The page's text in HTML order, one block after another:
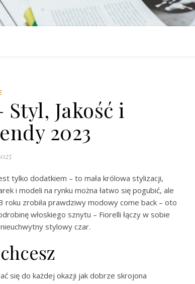
Jakość i
2023
tylko dodatkiem – to mała królowa stylizacji,
i modeli na rynku można łatwo się pogubić, ale
zrobiła prawdziwy modowy come back – oto
włoskiego sznytu – Fiorelli łączy w sobie
stylowy czar.
się do każdej okazji jak dobrze skrojona